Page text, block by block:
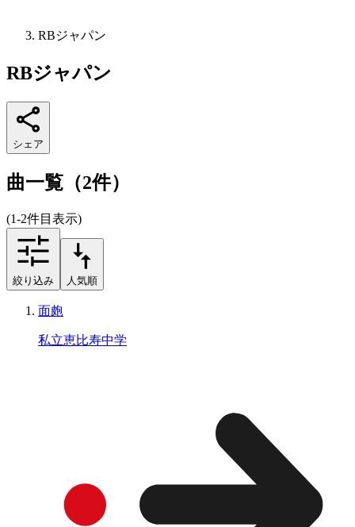
RBジャパン
RBジャパン
シェア
曲一覧（2件）
(1-2件目表示)
絞り込み 人気順
面皰
私立恵比寿中学